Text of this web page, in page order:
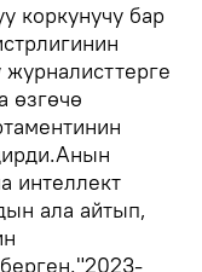
коркунучу бар
журналисттерге
өзгөчө
интеллект
ала айтып,